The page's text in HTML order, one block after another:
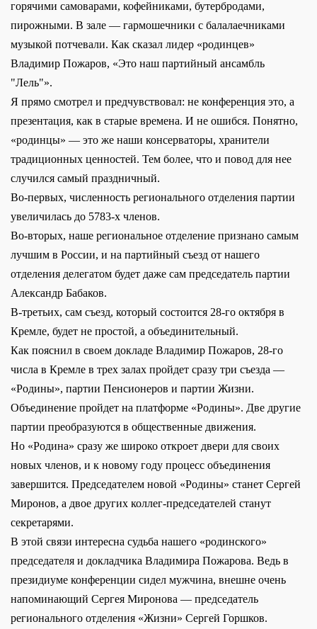
горячими самоварами, кофейниками, бутербродами,
пирожными. В зале — гармошечники с балалаечниками
музыкой потчевали. Как сказал лидер «родинцев»
Владимир Пожаров, «Это наш партийный ансамбль
"Лель"».
Я прямо смотрел и предчувствовал: не конференция это, а
презентация, как в старые времена. И не ошибся. Понятно,
«родинцы» — это же наши консерваторы, хранители
традиционных ценностей. Тем более, что и повод для нее
случился самый праздничный.
Во-первых, численность регионального отделения партии
увеличилась до 5783-х членов.
Во-вторых, наше региональное отделение признано самым
лучшим в России, и на партийный съезд от нашего
отделения делегатом будет даже сам председатель партии
Александр Бабаков.
В-третьих, сам съезд, который состоится 28-го октября в
Кремле, будет не простой, а объединительный.
Как пояснил в своем докладе Владимир Пожаров, 28-го
числа в Кремле в трех залах пройдет сразу три съезда —
«Родины», партии Пенсионеров и партии Жизни.
Объединение пройдет на платформе «Родины». Две другие
партии преобразуются в общественные движения.
Но «Родина» сразу же широко откроет двери для своих
новых членов, и к новому году процесс объединения
завершится. Председателем новой «Родины» станет Сергей
Миронов, а двое других коллег-председателей станут
секретарями.
В этой связи интересна судьба нашего «родинского»
председателя и докладчика Владимира Пожарова. Ведь в
президиуме конференции сидел мужчина, внешне очень
напоминающий Сергея Миронова — председатель
регионального отделения «Жизни» Сергей Горшков.